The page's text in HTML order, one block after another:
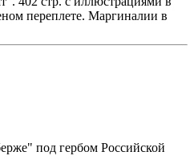
переплете. Маргиналии в
под гербом Российской